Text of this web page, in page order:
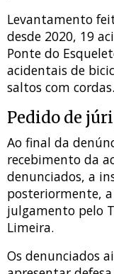
Levantamento
desde 2020, 19
Ponte do
acidentais de
saltos com cordas.
Pedido de
Ao final da
recebimento da
denunciados, a
posteriormente,
julgamento pelo
Limeira.
Os denunciados